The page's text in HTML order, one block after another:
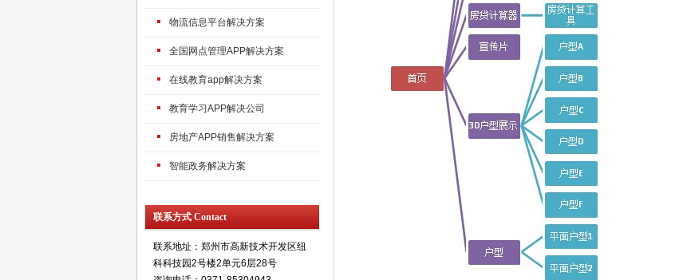
物流信息平台解决方案
全国网点管理APP解决方案
在线教育app解决方案
教育学习APP解决公司
房地产APP销售解决方案
智能政务解决方案
联系方式 Contact
联系地址：郑州市高新技术开发区纽
科科技园2号楼2单元6层28号